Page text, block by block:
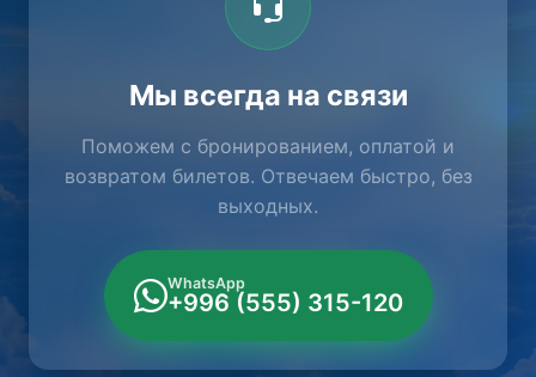
Мы всегда на связи
Поможем с бронированием, оплатой и
возвратом билетов. Отвечаем быстро, без
выходных.
WhatsApp
+996 (555) 315-120